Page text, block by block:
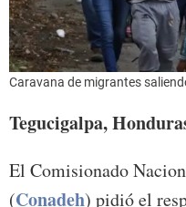
Caravana de migrantes
Tegucigalpa,
El Comisionado
(Conadeh) pidió el